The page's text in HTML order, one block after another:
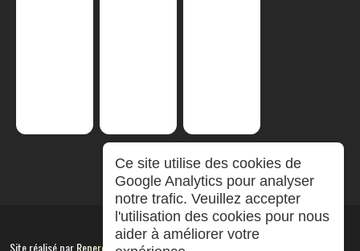
Site réalisé parRepereCom
Ce site utilise des cookies de
Google Analytics pour analyser
notre trafic. Veuillez accepter
l'utilisation des cookies pour nous
aider à améliorer votre